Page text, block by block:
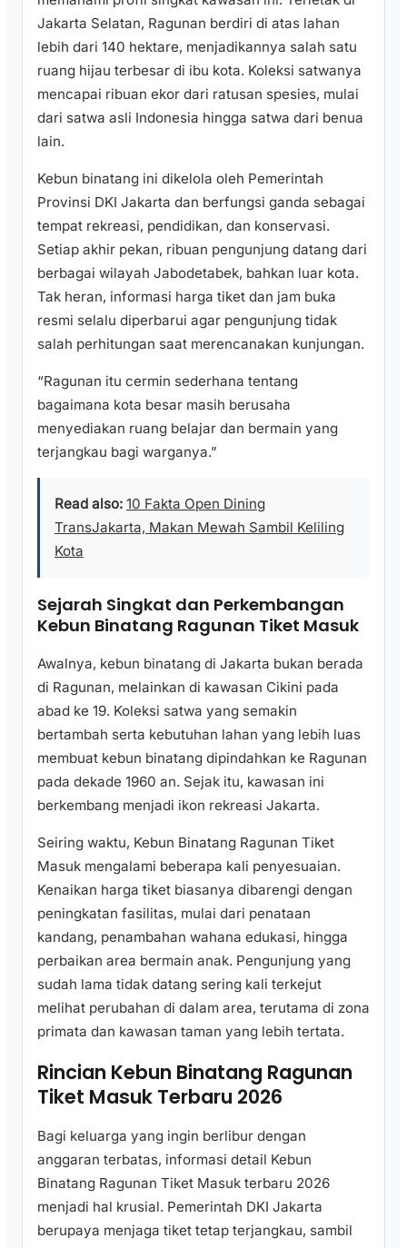
Jakarta Selatan, Ragunan berdiri di atas lahan
lebih dari 140 hektare, menjadikannya salah satu
ruang hijau terbesar di ibu kota. Koleksi satwanya
mencapai ribuan ekor dari ratusan spesies, mulai
dari satwa asli Indonesia hingga satwa dari benua
lain.
Kebun binatang ini dikelola oleh Pemerintah
Provinsi DKI Jakarta dan berfungsi ganda sebagai
tempat rekreasi, pendidikan, dan konservasi.
Setiap akhir pekan, ribuan pengunjung datang dari
berbagai wilayah Jabodetabek, bahkan luar kota.
Tak heran, informasi harga tiket dan jam buka
resmi selalu diperbarui agar pengunjung tidak
salah perhitungan saat merencanakan kunjungan.
“Ragunan itu cermin sederhana tentang
bagaimana kota besar masih berusaha
menyediakan ruang belajar dan bermain yang
terjangkau bagi warganya.”
Read also: 10 Fakta Open Dining
TransJakarta, Makan Mewah Sambil Keliling
Kota
Sejarah Singkat dan Perkembangan
Kebun Binatang Ragunan Tiket Masuk
Awalnya, kebun binatang di Jakarta bukan berada
di Ragunan, melainkan di kawasan Cikini pada
abad ke 19. Koleksi satwa yang semakin
bertambah serta kebutuhan lahan yang lebih luas
membuat kebun binatang dipindahkan ke Ragunan
pada dekade 1960 an. Sejak itu, kawasan ini
berkembang menjadi ikon rekreasi Jakarta.
Seiring waktu, Kebun Binatang Ragunan Tiket
Masuk mengalami beberapa kali penyesuaian.
Kenaikan harga tiket biasanya dibarengi dengan
peningkatan fasilitas, mulai dari penataan
kandang, penambahan wahana edukasi, hingga
perbaikan area bermain anak. Pengunjung yang
sudah lama tidak datang sering kali terkejut
melihat perubahan di dalam area, terutama di zona
primata dan kawasan taman yang lebih tertata.
Rincian Kebun Binatang Ragunan
Tiket Masuk Terbaru 2026
Bagi keluarga yang ingin berlibur dengan
anggaran terbatas, informasi detail Kebun
Binatang Ragunan Tiket Masuk terbaru 2026
menjadi hal krusial. Pemerintah DKI Jakarta
berupaya menjaga tiket tetap terjangkau, sambil